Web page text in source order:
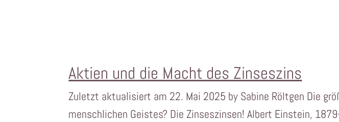
Aktien und die Macht des Zinseszins
Zuletzt aktualisiert am 22. Mai 2025 by Sabine Röltgen Die
menschlichen Geistes? Die Zinseszinsen! Albert Einstein,